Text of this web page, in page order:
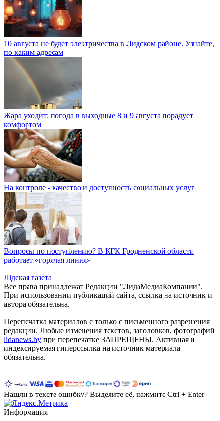
10 августа не будет электричества в Лидском районе. Узнайте,
по каким адресам
Жара уходит: погода в выходные 8 и 9 августа порадует
комфортом
На контроле - качество и доступность социальных услуг
Вопросы по поступлению? В КГК Гродненской области
работает «горячая линия»
Лiдская газета
Все права принадлежат Редакции "ЛидаМедиаКомпании".
При использовании публикаций сайта, ссылка на источник и
автора обязательна.
Перепечатка материалов c только с письменного разрешения
редакции. Любые изменения текстов, заголовков, фотографий
lidanews.by при перепечатке ЗАПРЕЩЕНЫ. Активная и
индексируемая гиперссылка на источник материала
обязательна.
Нашли в тексте ошибку? Выделите её, нажмите Ctrl + Enter
Информация